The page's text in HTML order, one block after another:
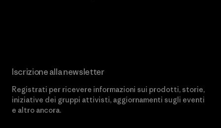
Iscrizione alla newsletter
Registrati per ricevere informazioni sui prodotti, storie,
iniziative dei gruppi attivisti, aggiornamenti sugli eventi
e altro ancora.